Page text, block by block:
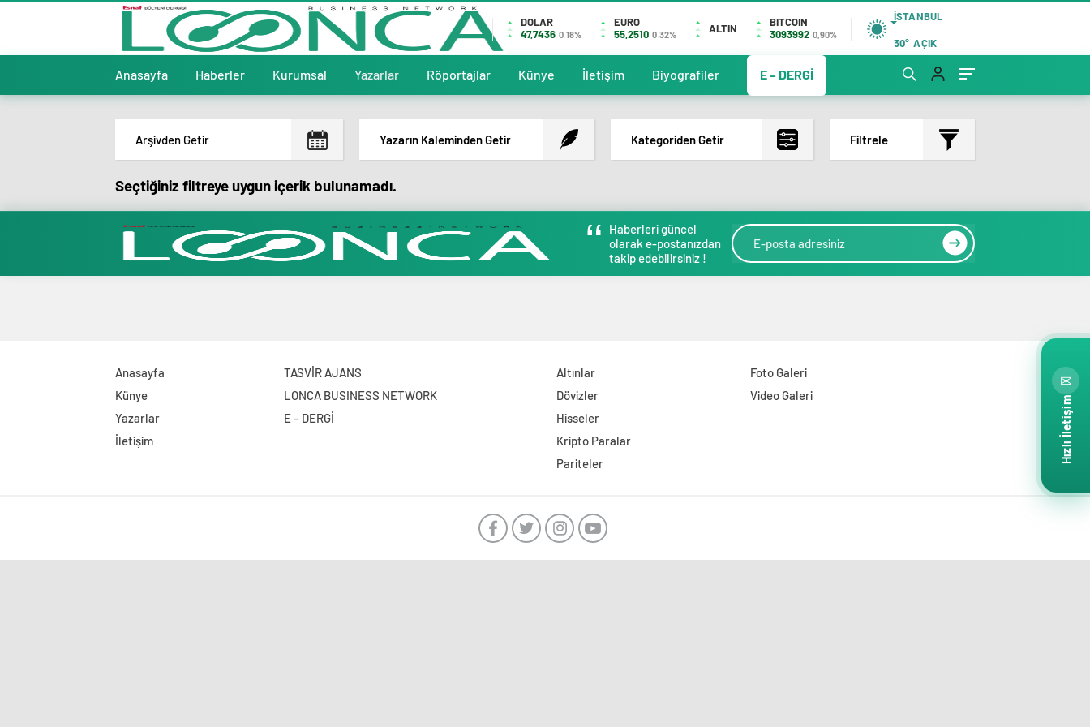
DOLAR
47,7436 0.18%
EURO
55,2510 0.32% ALTIN
BITCOIN
3093992 0,90%
İSTANBUL
30° AÇIK
Anasayfa Haberler Kurumsal Yazarlar Röportajlar Künye İletişim Biyografiler E – DERGİ
Yazarın Kaleminden Getir Kategoriden Getir Filtrele
Seçtiğiniz filtreye uygun içerik bulunamadı.
Haberleri güncel
olarak e-postanızdan
takip edebilirsiniz !
Anasayfa
Künye
Yazarlar
İletişim
TASVİR AJANS
LONCA BUSINESS NETWORK
E – DERGİ
Altınlar
Dövizler
Hisseler
Kripto Paralar
Pariteler
Foto Galeri
Video Galeri
✉
Hızlı İletişim